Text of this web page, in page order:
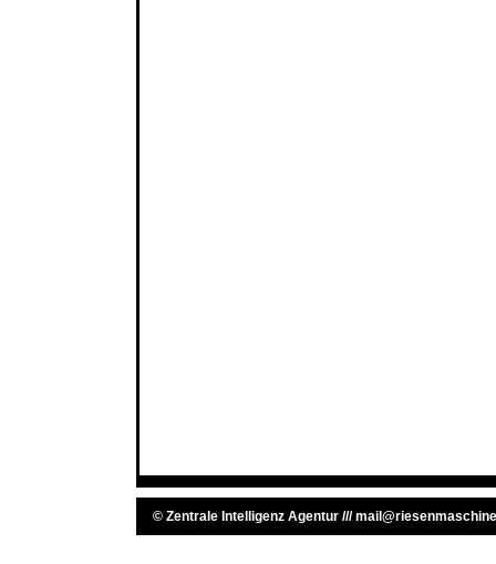
© Zentrale Intelligenz Agentur ///